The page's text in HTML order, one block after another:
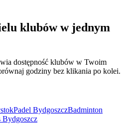
klubów w jednym
dostępność klubów w Twoim
godziny bez klikania po kolei.
Padel BydgoszczBadminton
Bydgoszcz